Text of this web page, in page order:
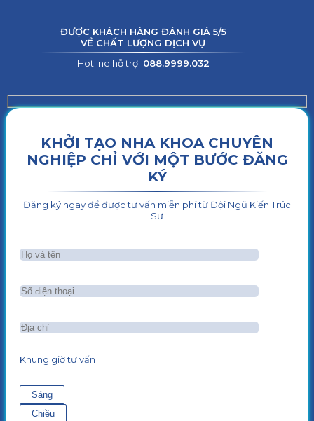
ĐƯỢC KHÁCH HÀNG ĐÁNH GIÁ 5/5
VỀ CHẤT LƯỢNG DỊCH VỤ
Hotline hỗ trợ: 088.9999.032
KHỞI TẠO NHA KHOA CHUYÊN
NGHIỆP CHỈ VỚI MỘT BƯỚC ĐĂNG
KÝ
Đăng ký ngay để được tư vấn miễn phí từ Đội Ngũ Kiến Trúc
Sư
Khung giờ tư vấn
Sáng
Chiều